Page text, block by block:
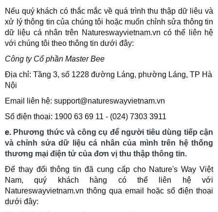
Nếu quý khách có thắc mắc về quá trình thu thập dữ liệu và
xử lý thông tin của chúng tôi hoặc muốn chỉnh sửa thông tin
dữ liệu cá nhân trên Natureswayvietnam.vn có thể liên hệ
với chúng tôi theo thông tin dưới đây:
Công ty Cổ phần Master Bee
Địa chỉ: Tầng 3, số 1228 đường Láng, phường Láng, TP Hà
Nội
Email liên hệ: support@natureswayvietnam.vn
Số điện thoại: 1900 63 69 11 - (024) 7303 3911
e. Phương thức và công cụ để người tiêu dùng tiếp cận
và chỉnh sửa dữ liệu cá nhân của mình trên hệ thống
thương mại điện tử của đơn vị thu thập thông tin.
Để thay đổi thông tin đã cung cấp cho Nature's Way Việt
Nam, quý khách hàng có thể liên hệ với
Natureswayvietnam.vn thông qua email hoặc số điện thoại
dưới đây: